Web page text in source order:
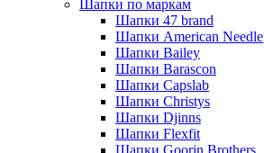
Шапки по маркам
Шапки 47 brand
Шапки American Needle
Шапки Bailey
Шапки Barascon
Шапки Capslab
Шапки Christys
Шапки Djinns
Шапки Flexfit
Шапки Goorin Brothers